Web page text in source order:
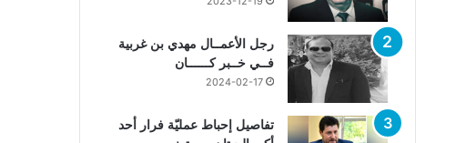
رجل الأعمــال مهدي بن غربية
فــي خــبر كــــــان
2024-02-17
تفاصيل إحباط عمليّة فرار أحد